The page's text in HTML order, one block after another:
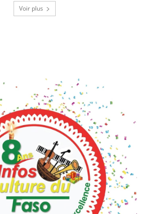
Voir plus